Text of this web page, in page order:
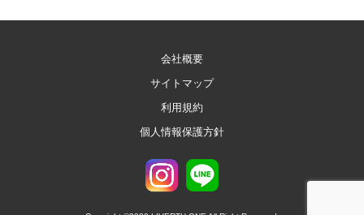
会社概要
サイトマップ
利用規約
個人情報保護方針